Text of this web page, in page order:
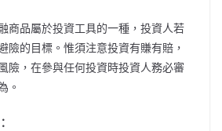
商品屬於投資工具的一種，投資人若
險的目標。惟須注意投資有賺有賠，
險，在參與任何投資時投資人務必審
。